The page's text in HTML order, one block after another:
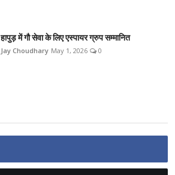
हापुड़ में गौ सेवा के लिए एस्पायर ग्रुप सम्मानित
Jay Choudhary May 1, 2026 0